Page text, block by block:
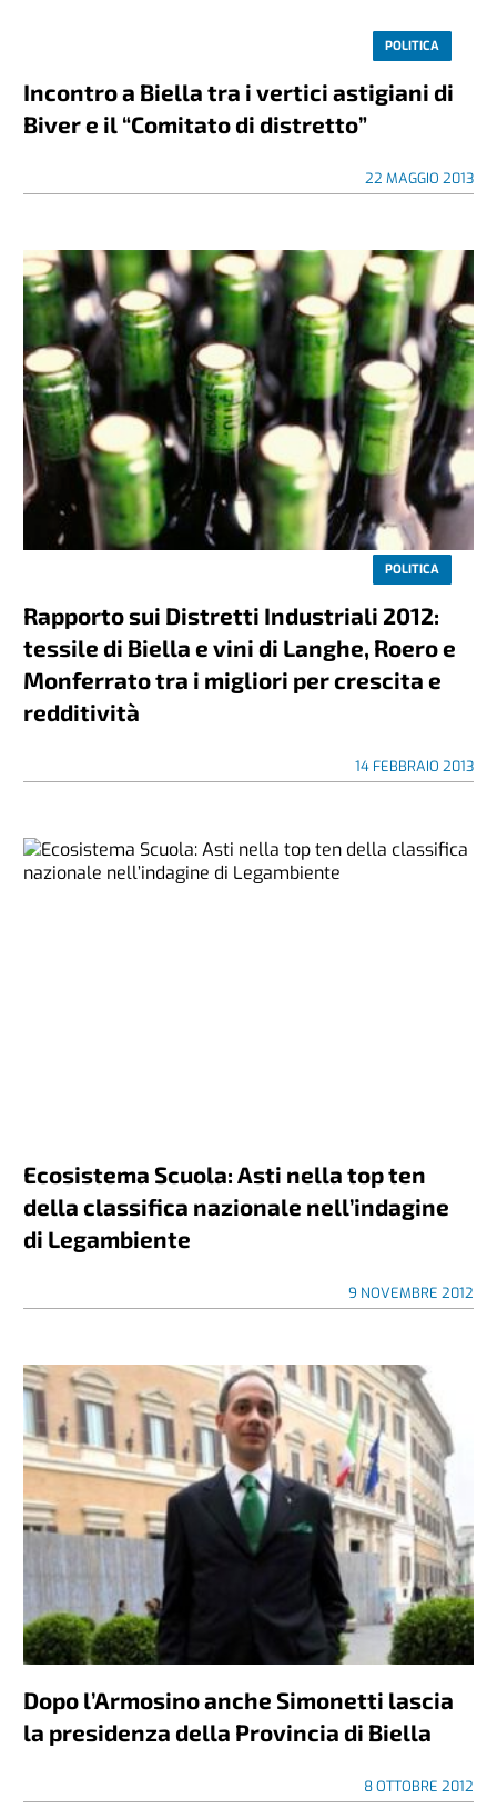
POLITICA
Incontro a Biella tra i vertici astigiani di
Biver e il “Comitato di distretto”
22 MAGGIO 2013
POLITICA
Rapporto sui Distretti Industriali 2012:
tessile di Biella e vini di Langhe, Roero e
Monferrato tra i migliori per crescita e
redditività
14 FEBBRAIO 2013
Ecosistema Scuola: Asti nella top ten
della classifica nazionale nell’indagine
di Legambiente
9 NOVEMBRE 2012
Dopo l’Armosino anche Simonetti lascia
la presidenza della Provincia di Biella
8 OTTOBRE 2012